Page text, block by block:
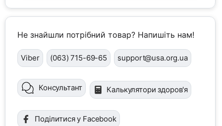
Не знайшли потрібний товар? Напишіть нам!
Viber (063) 715-69-65 support@usa.org.ua
Консультант Калькулятори здоров'я
Поділитися у Facebook